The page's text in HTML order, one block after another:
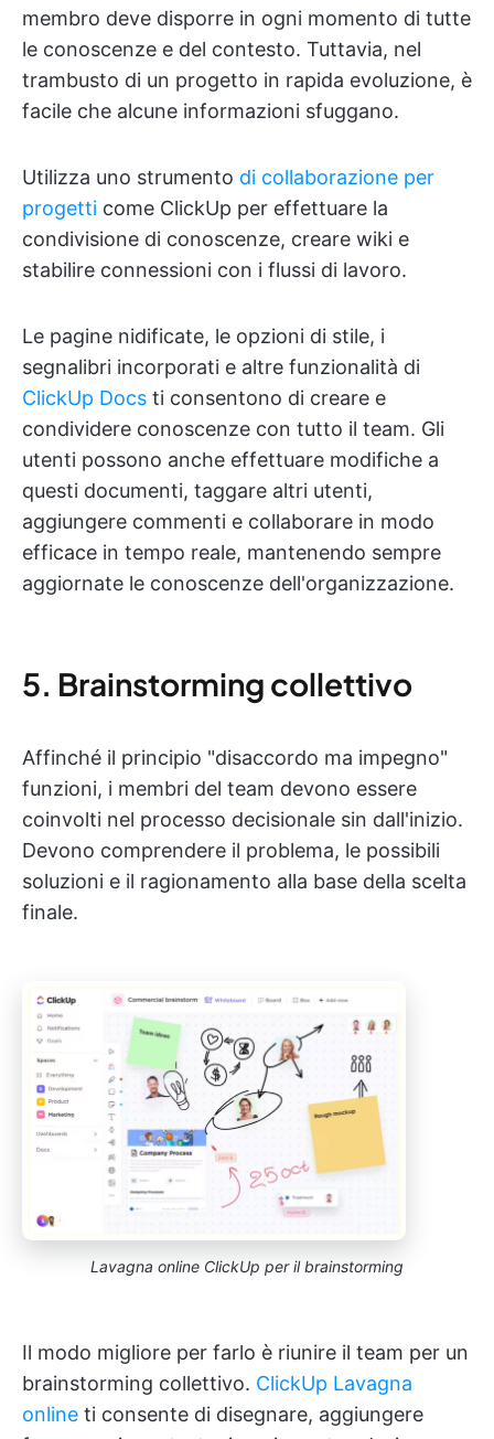
membro deve disporre in ogni momento di tutte
le conoscenze e del contesto. Tuttavia, nel
trambusto di un progetto in rapida evoluzione, è
facile che alcune informazioni sfuggano.
Utilizza uno strumento di collaborazione per
progetti come ClickUp per effettuare la
condivisione di conoscenze, creare wiki e
stabilire connessioni con i flussi di lavoro.
Le pagine nidificate, le opzioni di stile, i
segnalibri incorporati e altre funzionalità di
ClickUp Docs ti consentono di creare e
condividere conoscenze con tutto il team. Gli
utenti possono anche effettuare modifiche a
questi documenti, taggare altri utenti,
aggiungere commenti e collaborare in modo
efficace in tempo reale, mantenendo sempre
aggiornate le conoscenze dell'organizzazione.
5. Brainstorming collettivo
Affinché il principio "disaccordo ma impegno"
funzioni, i membri del team devono essere
coinvolti nel processo decisionale sin dall'inizio.
Devono comprendere il problema, le possibili
soluzioni e il ragionamento alla base della scelta
finale.
Lavagna online ClickUp per il brainstorming
Il modo migliore per farlo è riunire il team per un
brainstorming collettivo. ClickUp Lavagna
online ti consente di disegnare, aggiungere